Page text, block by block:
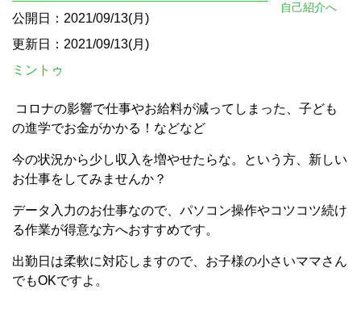
自己紹介へ
公開日：2021/09/13(月)
更新日：2021/09/13(月)
ミントゥ
コロナの影響で仕事やお給料が減ってしまった、子ども
の進学でお金がかかる！などなど
今の状況から少し収入を増やせたらな。という方、新しい
お仕事をしてみませんか？
データ入力のお仕事なので、パソコン操作やコツコツ続け
る作業が得意な方へおすすめです。
出勤日は柔軟に対応しますので、お子様の小さいママさん
でもOKですよ。